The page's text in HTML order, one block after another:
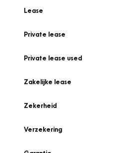
Lease
Private lease
Private lease used
Zakelijke lease
Zekerheid
Verzekering